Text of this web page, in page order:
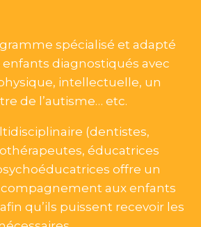
spécialisé et adapté
enfants diagnostiqués avec
intellectuelle, un
de l’autisme… etc.
(dentistes,
éducatrices
offre un
aux enfants
qu’ils puissent recevoir les